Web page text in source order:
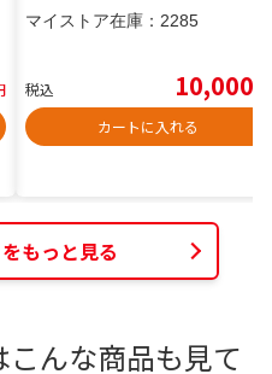
マイストア在庫： 2285
税込 10,000
カートに入れる
もっと見る
んな商品も見て